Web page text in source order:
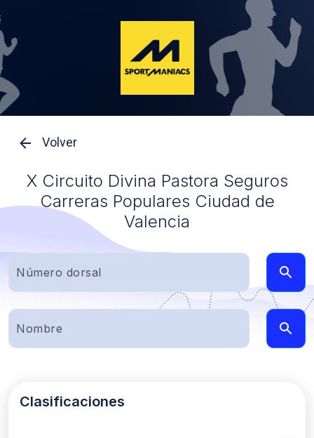
Volver
X Circuito Divina Pastora Seguros
Carreras Populares Ciudad de
Valencia
Clasificaciones